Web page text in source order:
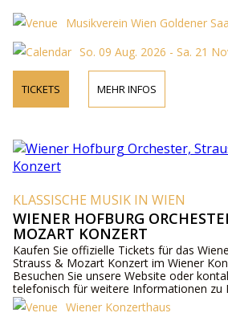
Musikverein Wien Goldener
So. 09 Aug. 2026 - Sa. 21
TICKETS MEHR INFOS
KLASSISCHE MUSIK IN WIEN
WIENER HOFBURG
MOZART KONZERT
Kaufen Sie offizielle Tickets für das
Strauss & Mozart Konzert im Wiener
Besuchen Sie unsere Website oder
telefonisch für weitere Informationen zu
Programmdetails und Ticketpreisen.
Wiener Konzerthaus